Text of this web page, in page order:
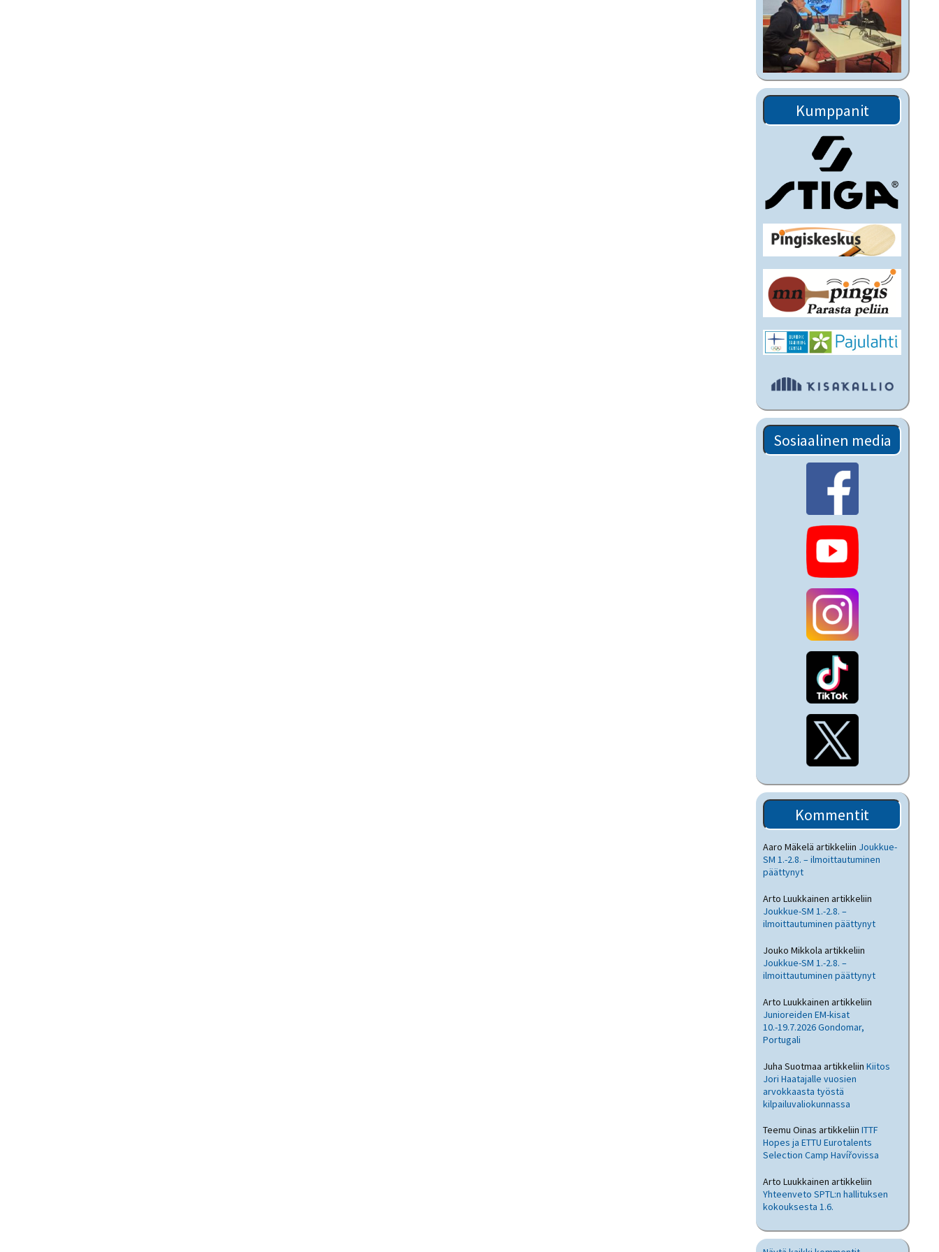
Kumppanit
Sosiaalinen media
Kommentit
Aaro Mäkelä artikkeliin Joukkue-
SM 1.-2.8. – ilmoittautuminen
päättynyt
Arto Luukkainen artikkeliin
Joukkue-SM 1.-2.8. –
ilmoittautuminen päättynyt
Jouko Mikkola artikkeliin
Joukkue-SM 1.-2.8. –
ilmoittautuminen päättynyt
Arto Luukkainen artikkeliin
Junioreiden EM-kisat
10.-19.7.2026 Gondomar,
Portugali
Juha Suotmaa artikkeliin Kiitos
Jori Haatajalle vuosien
arvokkaasta työstä
kilpailuvaliokunnassa
Teemu Oinas artikkeliin ITTF
Hopes ja ETTU Eurotalents
Selection Camp Havířovissa
Arto Luukkainen artikkeliin
Yhteenveto SPTL:n hallituksen
kokouksesta 1.6.